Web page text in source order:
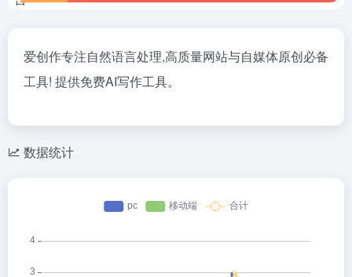
爱创作专注自然语言处理,高质量网站与自媒体原创必备
工具! 提供免费AI写作工具。
数据统计